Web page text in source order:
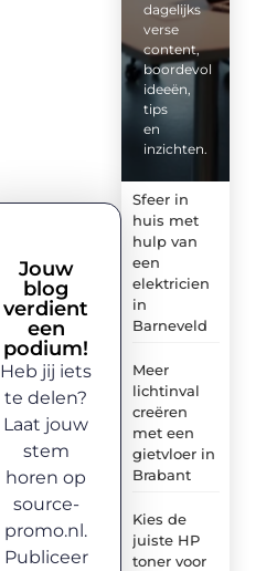
dagelijks
verse
content,
boordevol
ideeën,
tips
en
inzichten.
Sfeer in
huis met
hulp van
een
elektricien
in
Barneveld
Meer
lichtinval
creëren
met een
gietvloer in
Brabant
Kies de
juiste HP
toner voor
Jouw
blog
verdient
een
podium!
Heb jij iets
te delen?
Laat jouw
stem
horen op
source-
promo.nl.
Publiceer